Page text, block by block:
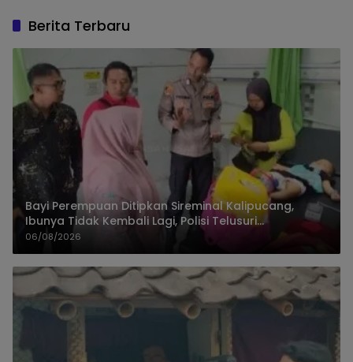
Berita Terbaru
Bayi Perempuan Ditipkan Sireminal Kalipucang,
Ibunya Tidak Kembali Lagi, Polisi Telusuri
Keberadaan Orang Tua
06/08/2026